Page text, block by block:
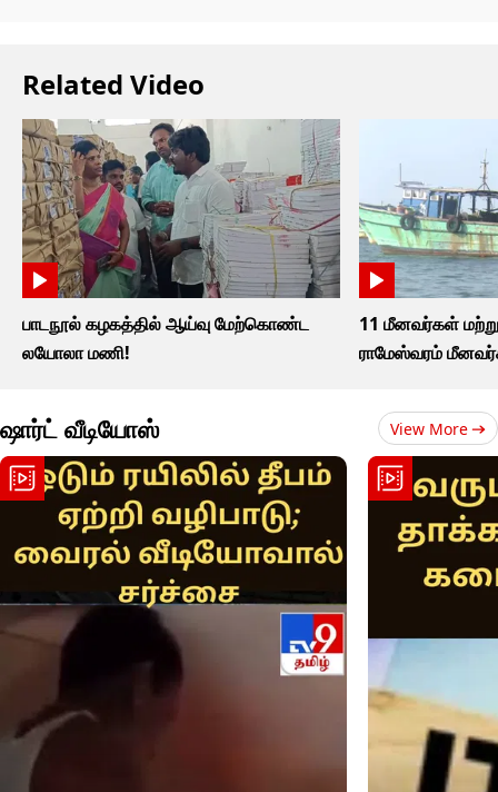
Related Video
பாடநூல் கழகத்தில் ஆய்வு மேற்கொண்ட
லயோலா மணி!
11 மீனவர்கள்
ராமேஸ்வரம்
ஷார்ட் வீடியோஸ் View More